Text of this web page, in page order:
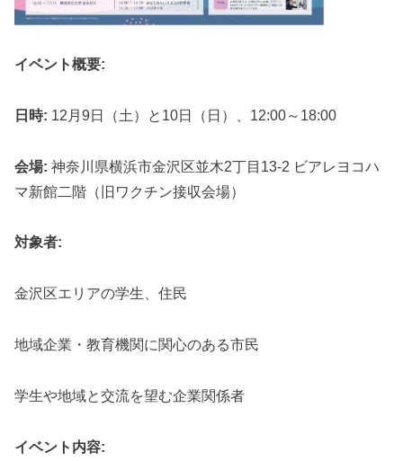
イベント概要:
日時: 12月9日（土）と10日（日）、12:00～18:00
会場: 神奈川県横浜市金沢区並木2丁目13-2 ビアレヨコハ
マ新館二階（旧ワクチン接収会場）
対象者:
金沢区エリアの学生、住民
地域企業・教育機関に関心のある市民
学生や地域と交流を望む企業関係者
イベント内容: